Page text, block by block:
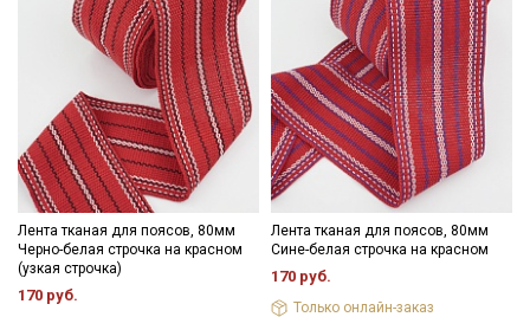
Лента тканая для поясов, 80мм
Черно-белая строчка на красном
(узкая строчка)
170 руб.
Лента тканая для поясов, 80мм
Сине-белая строчка на красном
170 руб.
Только онлайн-заказ
ДаюСогласие на получение рекламных и
информационных рассылок